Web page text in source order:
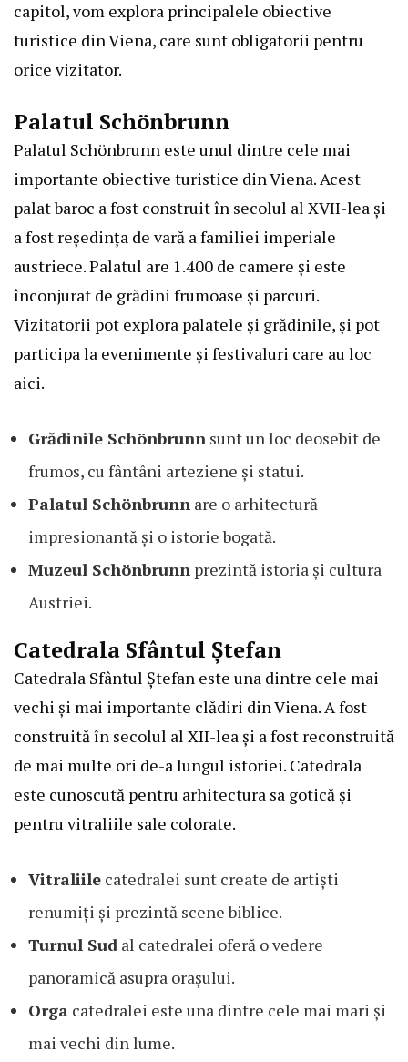
capitol, vom explora principalele obiective
turistice din Viena, care sunt obligatorii pentru
orice vizitator.
Palatul Schönbrunn
Palatul Schönbrunn este unul dintre cele mai
importante obiective turistice din Viena. Acest
palat baroc a fost construit în secolul al XVII-lea și
a fost reședința de vară a familiei imperiale
austriece. Palatul are 1.400 de camere și este
înconjurat de grădini frumoase și parcuri.
Vizitatorii pot explora palatele și grădinile, și pot
participa la evenimente și festivaluri care au loc
aici.
Grădinile Schönbrunn sunt un loc deosebit de
frumos, cu fântâni arteziene și statui.
Palatul Schönbrunn are o arhitectură
impresionantă și o istorie bogată.
Muzeul Schönbrunn prezintă istoria și cultura
Austriei.
Catedrala Sfântul Ștefan
Catedrala Sfântul Ștefan este una dintre cele mai
vechi și mai importante clădiri din Viena. A fost
construită în secolul al XII-lea și a fost reconstruită
de mai multe ori de-a lungul istoriei. Catedrala
este cunoscută pentru arhitectura sa gotică și
pentru vitraliile sale colorate.
Vitraliile catedralei sunt create de artiști
renumiți și prezintă scene biblice.
Turnul Sud al catedralei oferă o vedere
panoramică asupra orașului.
Orga catedralei este una dintre cele mai mari și
mai vechi din lume.